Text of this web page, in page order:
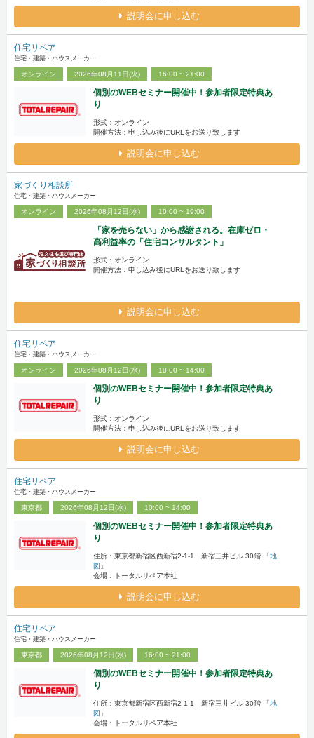
説明会に申し込む
住宅リペア
住宅・建築・ハウスメーカー
オンライン 2026年08月11日(火) 16:00 ~ 21:00
個別のWEBセミナー開催中！参加者限定特典あ
り
形式：オンライン
開催方法：申し込み後にURLをお送り致します
説明会に申し込む
家づくり相談所
住宅・建築・ハウスメーカー
オンライン 2026年08月12日(水) 10:00 ~ 19:00
「家を売らない」から感謝される。在庫ゼロ・
高利益率の「住宅コンサルタント」
形式：オンライン
開催方法：申し込み後にURLをお送り致します
説明会に申し込む
住宅リペア
住宅・建築・ハウスメーカー
オンライン 2026年08月12日(水) 10:00 ~ 14:00
個別のWEBセミナー開催中！参加者限定特典あ
り
形式：オンライン
開催方法：申し込み後にURLをお送り致します
説明会に申し込む
住宅リペア
住宅・建築・ハウスメーカー
東京都 2026年08月12日(水) 10:00 ~ 14:00
個別のWEBセミナー開催中！参加者限定特典あ
り
住所：東京都新宿区西新宿2-1-1 新宿三井ビル 30階 「地
図 」
会場：トータルリペア本社
説明会に申し込む
住宅リペア
住宅・建築・ハウスメーカー
東京都 2026年08月12日(水) 16:00 ~ 21:00
個別のWEBセミナー開催中！参加者限定特典あ
り
住所：東京都新宿区西新宿2-1-1 新宿三井ビル 30階 「地
図 」
会場：トータルリペア本社